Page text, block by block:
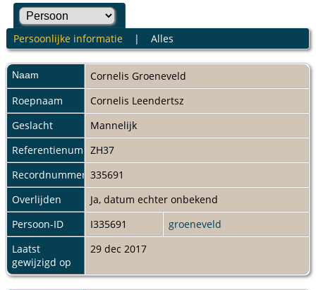
Persoonlijke informatie| Alles
Naam Cornelis Groeneveld
Roepnaam
Cornelis Leendertsz
Geslacht
Mannelijk
ReferentienummerZH37
Recordnummer 335691
Overlijden
Ja, datum echter onbekend
Persoon-ID
I335691
groeneveld
Laatst
gewijzigd op
29 dec 2017